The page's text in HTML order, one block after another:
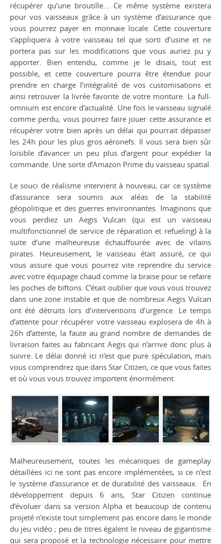
récupérer qu’une broutille… Ce même système existera
pour vos vaisseaux grâce à un système d’assurance que
vous pourrez payer en monnaie locale. Cette couverture
s’appliquera à votre vaisseau tel que sorti d’usine et ne
portera pas sur les modifications que vous auriez pu y
apporter. Bien entendu, comme je le disais, tout est
possible, et cette couverture pourra être étendue pour
prendre en charge l’intégralité de vos customisations et
ainsi retrouver la livrée favorite de votre monture. La full-
omnium est encore d’actualité. Une fois le vaisseau signalé
comme perdu, vous pourrez faire jouer cette assurance et
récupérer votre bien après un délai qui pourrait dépasser
les 24h pour les plus gros aéronefs. Il vous sera bien sûr
loisible d’avancer un peu plus d’argent pour expédier la
commande. Une sorte d’Amazon Prime du vaisseau spatial.
Le souci de réalisme intervient à nouveau, car ce système
d’assurance sera soumis aux aléas de la stabilité
géopolitique et des guerres environnantes. Imaginons que
vous perdiez un Aegis Vulcan (qui est un vaisseau
multifonctionnel de service de réparation et refueling) à la
suite d’une malheureuse échauffourée avec de vilains
pirates. Heureusement, le vaisseau était assuré, ce qui
vous assure que vous pourrez vite reprendre du service
avec votre équipage chaud comme la braise pour se refaire
les poches de biftons. C’était oublier que vous vous trouvez
dans une zone instable et que de nombreux Aegis Vulcan
ont été détruits lors d’interventions d’urgence. Le temps
d’attente pour récupérer votre vaisseau explosera de 4h à
26h d’attente, la faute au grand nombre de demandes de
livraison faites au fabricant Aegis qui n’arrive donc plus à
suivre. Le délai donné ici n’est que pure spéculation, mais
vous comprendrez que dans Star Citizen, ce que vous faites
et où vous vous trouvez importent énormément.
Malheureusement, toutes les mécaniques de gameplay
détaillées ici ne sont pas encore implémentées, si ce n’est
le système d’assurance et de durabilité des vaisseaux. En
développement depuis 6 ans, Star Citizen continue
d’évoluer dans sa version Alpha et beaucoup de contenu
projeté n’existe tout simplement pas encore dans le monde
du jeu vidéo ; peu de titres égalent le niveau de gigantisme
qui sera proposé et la technologie nécessaire pour mettre